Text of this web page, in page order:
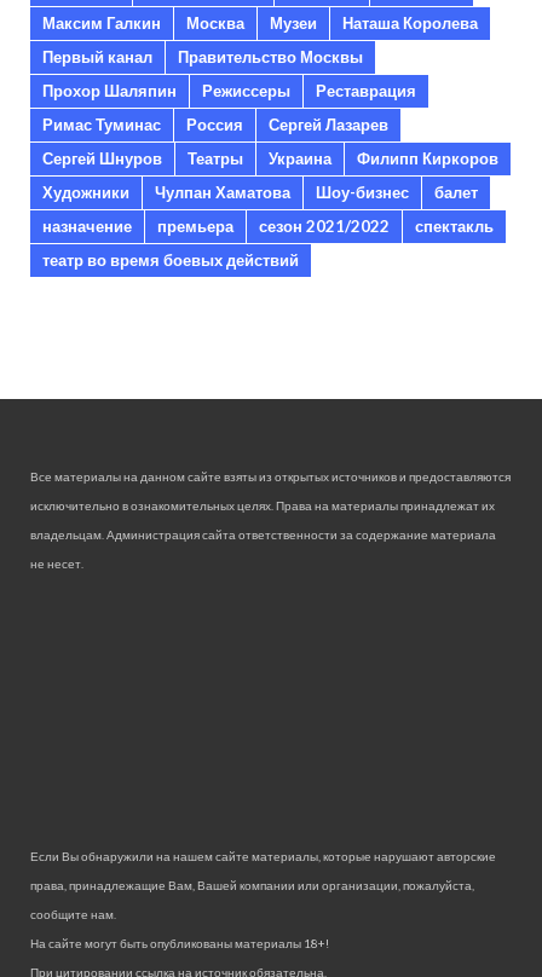
Максим Галкин
Москва Музеи
Наташа Королева
Первый канал
Правительство Москвы
Прохор Шаляпин
Режиссеры
Реставрация
Римас Туминас
Россия
Сергей Лазарев
Сергей Шнуров
Театры Украина
Филипп Киркоров
Художники
Чулпан Хаматова Шоу-бизнес
балет
назначение
премьера сезон 2021/2022
спектакль
театр во время боевых действий
Все материалы на данном сайте взяты из открытых источников и предоставляются
исключительно в ознакомительных целях. Права на материалы принадлежат их
владельцам. Администрация сайта ответственности за содержание материала
не несет.
Если Вы обнаружили на нашем сайте материалы, которые нарушают авторские
права, принадлежащие Вам, Вашей компании или организации, пожалуйста,
сообщите нам.
На сайте могут быть опубликованы материалы 18+!
При цитировании ссылка на источник обязательна.